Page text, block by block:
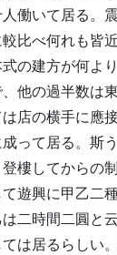
働いて居る。
比べ何れも皆
の建方が何よ
他の過半数は
店の横手に應
って居る。斯
樓してからの
遊興に甲乙二
二時間二圓と
は居るらしい